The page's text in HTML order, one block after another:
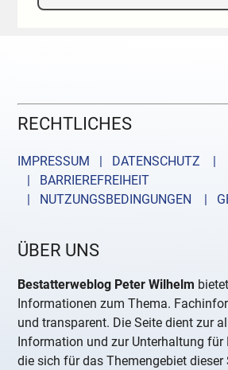
RECHTLICHES
IMPRESSUM | DATENSCHUTZ |
| BARRIEREFREIHEIT
| NUTZUNGSBEDINGUNGEN
|
ÜBER UNS
Bestatterweblog Peter Wilhelm
Informationen zum Thema.
und transparent. Die Seite dient zur
Information und zur Unterhaltung für
die sich für das Themengebiet dieser